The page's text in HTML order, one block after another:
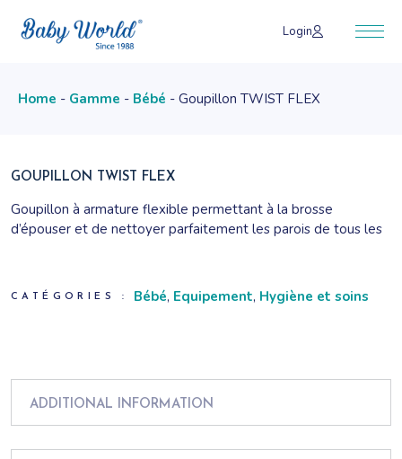
the Login
Home Gamme Bébé Goupillon TWIST FLEX
GOUPILLON TWIST FLEX
Goupillon à armature flexible permettant à la brosse
d’épouser et de nettoyer parfaitement les parois de tous les
pour assurer un nettoyage efficace en un seul passage.
Forme extra plate pour faciliter le rangement et le transport
CATÉGORIES : Bébé, Equipement, Hygiène et soins
ADDITIONAL INFORMATION